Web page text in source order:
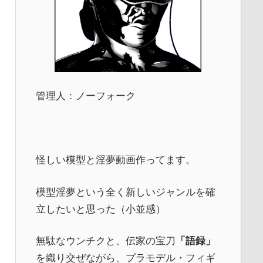
管理人：ノーフォーク
怪しい模型と淫夢動画作ってます。
模型淫夢という全く新しいジャンルを確
立したいと思った（小並感）
無駄なウンチクと、伝家の宝刀 「語録」
を織り交ぜながら、プラモデル・フィギ